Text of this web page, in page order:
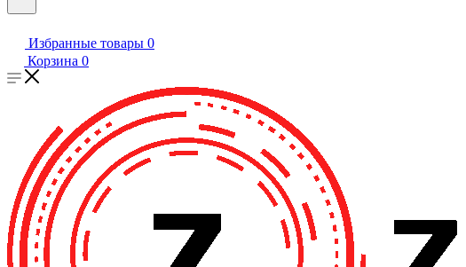
Избранные товары 0
Корзина 0